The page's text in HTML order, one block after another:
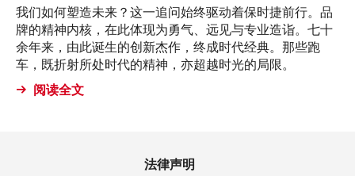
我们如何塑造未来？这一追问始终驱动着保时捷前行。品
牌的精神内核，在此体现为勇气、远见与专业造诣。七十
余年来，由此诞生的创新杰作，终成时代经典。那些跑
车，既折射所处时代的精神，亦超越时光的局限。
阅读全文
法律声明